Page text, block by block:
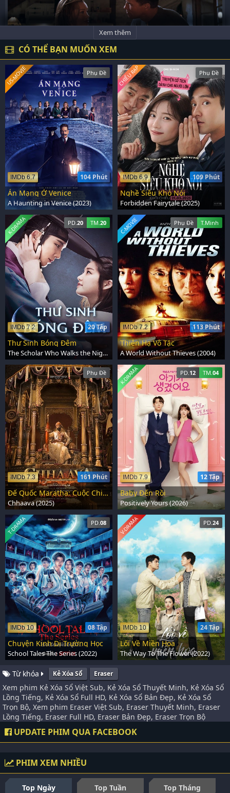
Xem thêm
CÓ THỂ BẠN MUỐN XEM
Phụ Đề
104 Phút
IMDb 6.7
US-MOVIE
Án Mạng Ở Venice
A Haunting in Venice (2023)
Phụ Đề
109 Phút
IMDb 6.9
CHIẾU RẠP
Nghề Siêu Khó Nói
Forbidden Fairytale (2025)
PD. 20 TM. 20
20 Tập
IMDb 7.2
K-DRAMA
Thư Sinh Bóng Đêm
The Scholar Who Walks the Night (2015)
Phụ Đề T.Minh
113 Phút
IMDb 7.2
C-MOVIE
Thiên Hạ Vô Tặc
A World Without Thieves (2004)
Phụ Đề
161 Phút
IMDb 7.3
Đế Quốc Maratha: Cuộc Chiến Cuối Cùng
Chhaava (2025)
PD.12 TM.04
12 Tập
IMDb 7.9
K-DRAMA
Baby Đến Rồi
Positively Yours (2026)
PD.08
08 Tập
IMDb 10
T-DRAMA
Chuyện Kinh Dị Trường Học
School Tales The Series (2022)
PD.24
24 Tập
IMDb 10
V-DRAMA
Lối Về Miền Hoa
The Way To The Flower (2022)
Từ khóa Kẻ Xóa Sổ Eraser
Xem phim Kẻ Xóa Sổ Việt Sub, Kẻ Xóa Sổ Thuyết Minh, Kẻ Xóa Sổ
Lồng Tiếng, Kẻ Xóa Sổ Full HD, Kẻ Xóa Sổ Bản Đẹp, Kẻ Xóa Sổ
Trọn Bộ, Xem phim Eraser Việt Sub, Eraser Thuyết Minh, Eraser
Lồng Tiếng, Eraser Full HD, Eraser Bản Đẹp, Eraser Trọn Bộ
UPDATE PHIM QUA FACEBOOK
PHIM XEM NHIỀU
Top Ngày Top Tuần
Top Tháng